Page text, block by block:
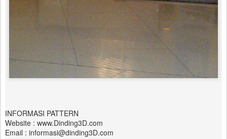
INFORMASI PATTERN
Website : www.Dinding3D.com
Email : informasi@dinding3D.com